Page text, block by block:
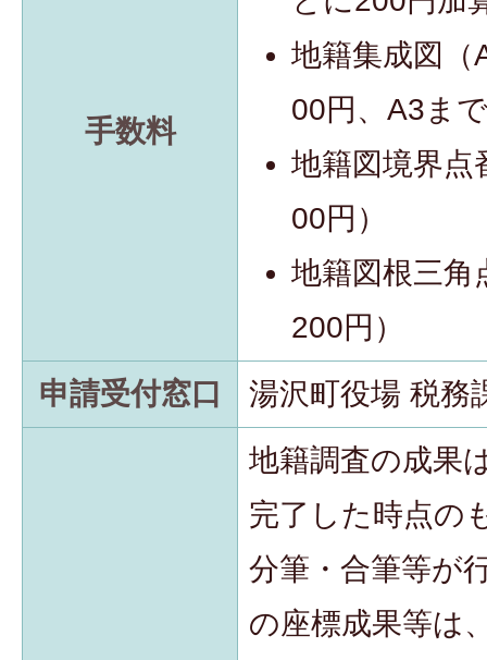
手数料
地籍集成図（
00円、A3ま
地籍図境界点
00円）
地籍図根三角
200円）
申請受付窓口
湯沢町役場 税務
地籍調査の成果
完了した時点の
分筆・合筆等が
の座標成果等は